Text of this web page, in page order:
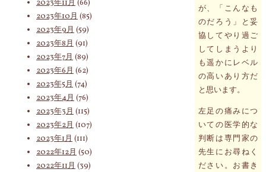
が、「こんなも
のだろう」と妥
協してやり過ご
してしまうより
も遥かにレベル
の高いあり方だ
と思います。
左足の痛みにつ
いての医学的な
判断は専門家の
先生にお尋ねく
ださい。お書き
2023年11月 (66)
2023年10月 (85)
2023年9月 (59)
2023年8月 (91)
2023年7月 (89)
2023年6月 (62)
2023年5月 (74)
2023年4月 (76)
2023年3月 (115)
2023年2月 (107)
2023年1月 (111)
2022年12月 (50)
2022年11月 (39)